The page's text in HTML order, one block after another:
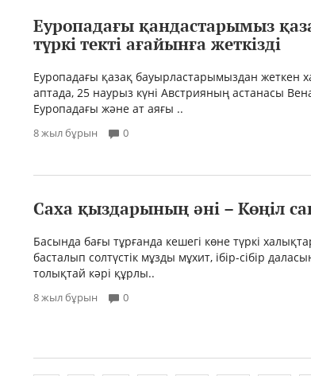
Еуропадағы қандастарымыз
түркі текті ағайынға жеткізді
Еуропадағы қазақ бауырластарымыздан жеткен
аптада, 25 наурыз күні Австрияның астанасы
Еуропадағы және ат аяғы ..
8 жыл бұрын 0
Саха қыздарының әні – Көңіл
Басында бағы тұрғанда кешегі көне түркі
басталып солтүстік мұзды мұхит, ібір-сібір
толықтай кәрі құрлы..
8 жыл бұрын 0